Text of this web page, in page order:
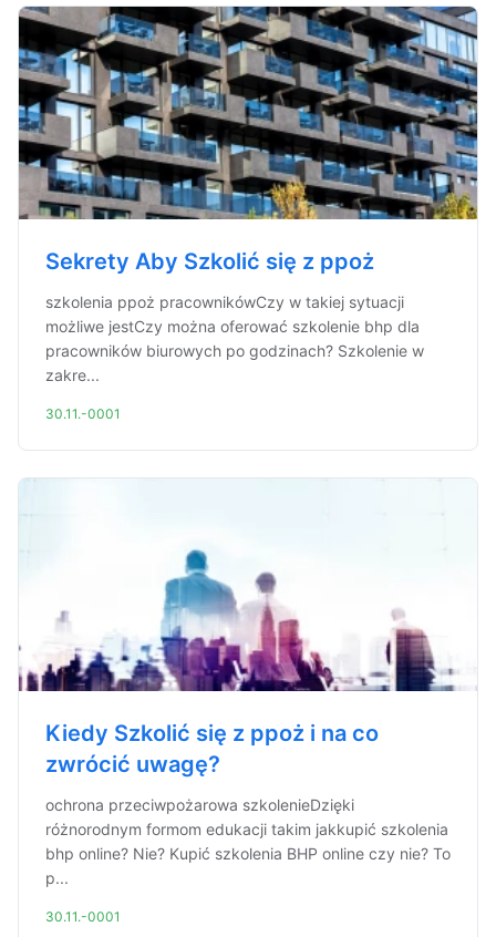
Sekrety Aby Szkolić się z ppoż
szkolenia ppoż pracownikówCzy w takiej sytuacji
możliwe jestCzy można oferować szkolenie bhp dla
pracowników biurowych po godzinach? Szkolenie w
zakre...
30.11.-0001
Kiedy Szkolić się z ppoż i na co
zwrócić uwagę?
ochrona przeciwpożarowa szkolenieDzięki
różnorodnym formom edukacji takim jakkupić szkolenia
bhp online? Nie? Kupić szkolenia BHP online czy nie? To
p...
30.11.-0001